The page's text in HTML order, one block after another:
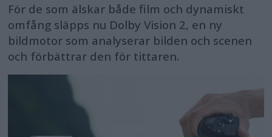
professional shots. Imported
customized gridlines are replaceable
and color gridlines are available. Once
displayed with HDMI output as well.
After shooting, users can check the
images with the grid lines overlayed
För de som älskar både film och dynamiskt
omfång släpps nu Dolby Vision 2, en ny
bildmotor som analyserar bilden och scenen
och förbättrar den för tittaren.